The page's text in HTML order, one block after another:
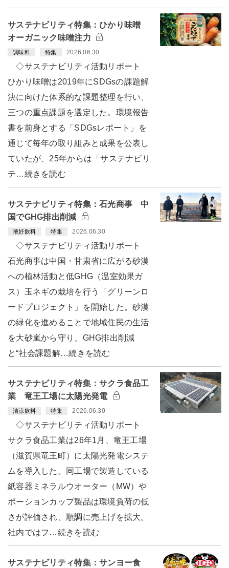
サステナビリティ特集：ひかり味噌
オーガニック味噌注力
調味料 特集 2026.06.30
◇サステナビリティ活動リポート
ひかり味噌は2019年にSDGsの課題解
決に向けた体系的な課題整理を行い、
三つの重点課題を選定した。環境報告
書を前身とする「SDGsレポート」を
通じて毎年の取り組みと成果を公表し
ていたが、25年からは「サステナビリ
テ…続きを読む
サステナビリティ特集：石光商事 中
国でGHG排出削減
嗜好飲料 特集 2026.06.30
◇サステナビリティ活動リポート
石光商事は中国・甘粛省に広がる砂漠
への植林活動と低GHG（温室効果ガ
ス）玉ネギの栽培を行う「グリーンロ
ードプロジェクト」を開始した。砂漠
の緑化を進めることで地域住民の生活
を大砂嵐から守り、GHG排出削減
と“社会課題解…続きを読む
サステナビリティ特集：サクラ食品工
業 竜王工場に太陽光発電
清涼飲料 特集 2026.06.30
◇サステナビリティ活動リポート
サクラ食品工業は26年1月、竜王工場
（滋賀県竜王町）に太陽光発電システ
ムを導入した。同工場で製造している
紙容器ミネラルウオーター（MW）や
ポーションカップ製品は環境負荷の低
さが評価され、順調に売上げを拡大。
社内ではフ…続きを読む
サステナビリティ特集：サンヨー食